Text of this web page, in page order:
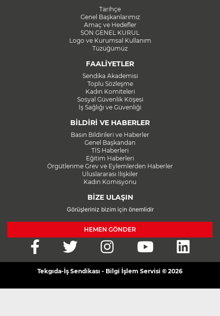
Tarihçe
Genel Başkanlarımız
Amaç ve Hedefler
SON GENEL KURUL
Logo ve Kurumsal Kullanım
Tüzüğümüz
FAALİYETLER
Sendika Akademisi
Toplu Sözleşme
Kadın Komiteleri
Sosyal Güvenlik Köşesi
İş Sağlığı ve Güvenliği
BİLDİRİ VE HABERLER
Basın Bildirileri ve Haberler
Genel Başkandan
TİS Haberleri
Eğitim Haberleri
Örgütlenme Grev ve Eylemlerden Haberler
Uluslararası İlişkiler
Kadın Komisyonu
BİZE ULAŞIN
Görüşleriniz bizim için önemlidir
HEMEN GÖNDER
Tekgıda-İş Sendikası - Bilgi İşlem Servisi © 2026